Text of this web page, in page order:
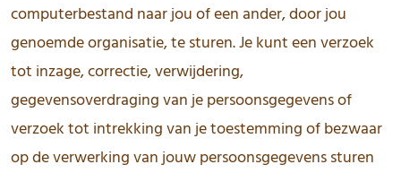
computerbestand naar jou of een ander, door jou
genoemde organisatie, te sturen. Je kunt een verzoek
tot inzage, correctie, verwijdering,
gegevensoverdraging van je persoonsgegevens of
verzoek tot intrekking van je toestemming of bezwaar
op de verwerking van jouw persoonsgegevens sturen